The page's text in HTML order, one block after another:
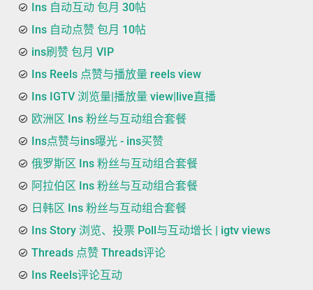
Ins 自动互动 包月 30帖
Ins 自动点赞 包月 10帖
ins刷赞 包月 VIP
Ins Reels 点赞与播放量 reels view
Ins IGTV 浏览量|播放量 view|live直播
欧洲区 Ins 粉丝与互动组合套餐
Ins点赞与ins曝光 - ins买赞
俄罗斯区 Ins 粉丝与互动组合套餐
阿拉伯区 Ins 粉丝与互动组合套餐
日韩区 Ins 粉丝与互动组合套餐
Ins Story 浏览、投票 Poll与互动增长 | igtv views
Threads 点赞 Threads评论
Ins Reels评论互动